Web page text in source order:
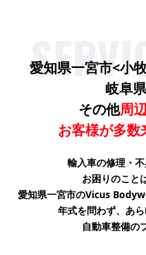
愛知県一宮市<小
岐阜
その他周
お客様が多数
輸入車の修理・
お困りのこと
愛知県一宮市のVicus
年式を問わず、 あ
自動車整備の